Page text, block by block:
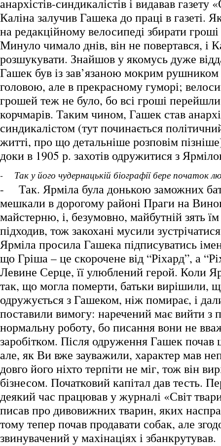
анархістів-синдикалістів і видавав
Каліна залучив Гашека до праці в газеті.
на редакційному велосипеді збирати
Минуло чимало днів, він не повертався, і
розшукувати. Знайшов у якомусь дуже
Гашек був із зав’язаною мокрим рушником
головою, але в прекрасному гуморі;
грошей теж не було, бо всі гроші
корчмарів. Таким чином, Гашек став
синдикалістом (тут починається
житті, про що детальніше розповім
доки в 1905 р. захотів одружитися з
- Так у його чудернацькій біографії бере початок
- Так. Ярміла була донькою заможних
мешкали в дорогому районі Праги на
майстерню, і, безумовно, майбутній зять
підходив, тож закохані мусили
Ярміла просила Гашека підписуватись
що Гріша – це скорочене від “Ріхард”, а
Левине Серце, її улюблений герой. Коли
так, що могла померти, батьки вирішили,
одружується з Гашеком, ніж помирає, і
поставили вимогу: наречений має вийти з
нормальну роботу, бо писання вони не
заробітком. Після одруження Гашек почав
але, як Ви вже зауважили, характер мав
довго його ніхто терпіти не міг, тож він
бізнесом. Початковий капітал дав тесть.
деякий час працював у журналі «Світ
писав про дивовижних тварин, яких
тому тепер почав продавати собак, але
звинувачений у махінаціях і збанкрутував.